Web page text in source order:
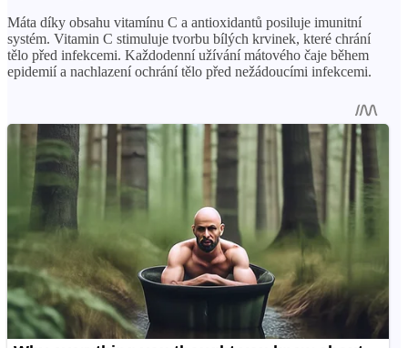
Máta díky obsahu vitamínu C a antioxidantů posiluje imunitní
systém. Vitamin C stimuluje tvorbu bílých krvinek, které chrání
tělo před infekcemi. Každodenní užívání mátového čaje během
epidemií a nachlazení ochrání tělo před nežádoucími infekcemi.